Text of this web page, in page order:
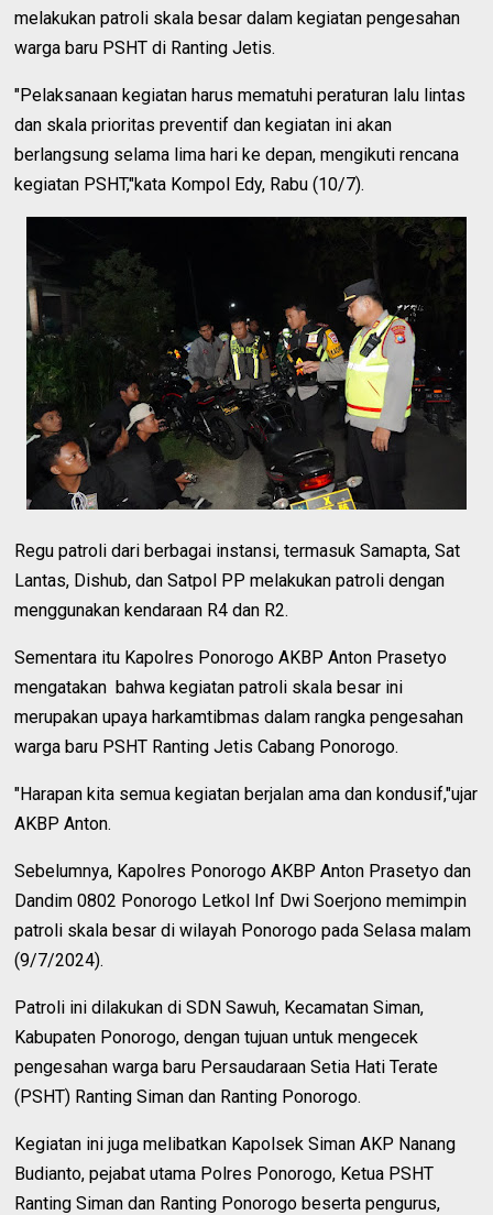
melakukan patroli skala besar dalam kegiatan pengesahan
warga baru PSHT di Ranting Jetis.
"Pelaksanaan kegiatan harus mematuhi peraturan lalu lintas
dan skala prioritas preventif dan kegiatan ini akan
berlangsung selama lima hari ke depan, mengikuti rencana
kegiatan PSHT,"kata Kompol Edy, Rabu (10/7).
Regu patroli dari berbagai instansi, termasuk Samapta, Sat
Lantas, Dishub, dan Satpol PP melakukan patroli dengan
menggunakan kendaraan R4 dan R2.
Sementara itu Kapolres Ponorogo AKBP Anton Prasetyo
mengatakan bahwa kegiatan patroli skala besar ini
merupakan upaya harkamtibmas dalam rangka pengesahan
warga baru PSHT Ranting Jetis Cabang Ponorogo.
"Harapan kita semua kegiatan berjalan ama dan kondusif,"ujar
AKBP Anton.
Sebelumnya, Kapolres Ponorogo AKBP Anton Prasetyo dan
Dandim 0802 Ponorogo Letkol Inf Dwi Soerjono memimpin
patroli skala besar di wilayah Ponorogo pada Selasa malam
(9/7/2024).
Patroli ini dilakukan di SDN Sawuh, Kecamatan Siman,
Kabupaten Ponorogo, dengan tujuan untuk mengecek
pengesahan warga baru Persaudaraan Setia Hati Terate
(PSHT) Ranting Siman dan Ranting Ponorogo.
Kegiatan ini juga melibatkan Kapolsek Siman AKP Nanang
Budianto, pejabat utama Polres Ponorogo, Ketua PSHT
Ranting Siman dan Ranting Ponorogo beserta pengurus,